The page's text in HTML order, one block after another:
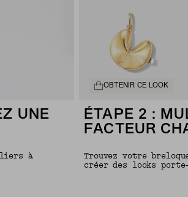
UNE
à
OBTENIR CE LOOK
ÉTAPE 2 :
FACTEUR
Trouvez votre
créer des looks